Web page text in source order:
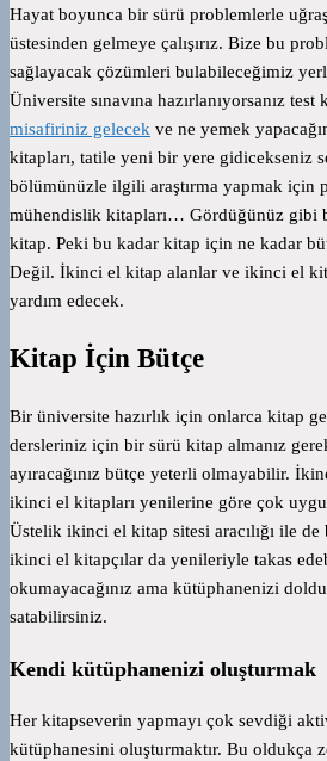
Hayat boyunca bir sürü problemlerle
üstesinden gelmeye çalışırız. Bize bu
sağlayacak çözümleri bulabileceğimiz
Üniversite sınavına hazırlanıyorsanız test
misafiriniz gelecek ve ne yemek
kitapları, tatile yeni bir yere gidicekseniz
bölümünüzle ilgili araştırma yapmak için
mühendislik kitapları… Gördüğünüz gibi
kitap. Peki bu kadar kitap için ne kadar
Değil. İkinci el kitap alanlar ve ikinci el
yardım edecek.
Kitap İçin Bütçe
Bir üniversite hazırlık için onlarca kitap
dersleriniz için bir sürü kitap almanız
ayıracağınız bütçe yeterli olmayabilir.
ikinci el kitapları yenilerine göre çok
Üstelik ikinci el kitap sitesi aracılığı ile de
ikinci el kitapçılar da yenileriyle takas
okumayacağınız ama kütüphanenizi
satabilirsiniz.
Kendi kütüphanenizi oluşturmak
Her kitapseverin yapmayı çok sevdiği
kütüphanesini oluşturmaktır. Bu oldukça